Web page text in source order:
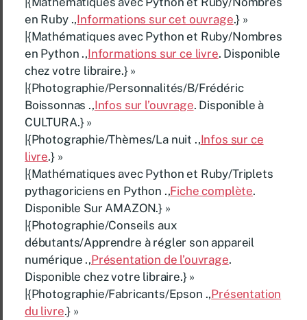
en Ruby .,Informations sur cet ouvrage.} »
|{Mathématiques avec Python et Ruby/Nombres
en Python .,Informations sur ce livre. Disponible
chez votre libraire.} »
|{Photographie/Personnalités/B/Frédéric
Boissonnas .,Infos sur l’ouvrage. Disponible à
CULTURA.} »
|{Photographie/Thèmes/La nuit .,Infos sur ce
livre.} »
|{Mathématiques avec Python et Ruby/Triplets
pythagoriciens en Python .,Fiche complète.
Disponible Sur AMAZON.} »
|{Photographie/Conseils aux
débutants/Apprendre à régler son appareil
numérique .,Présentation de l’ouvrage.
Disponible chez votre libraire.} »
|{Photographie/Fabricants/Epson .,Présentation
du livre.} »